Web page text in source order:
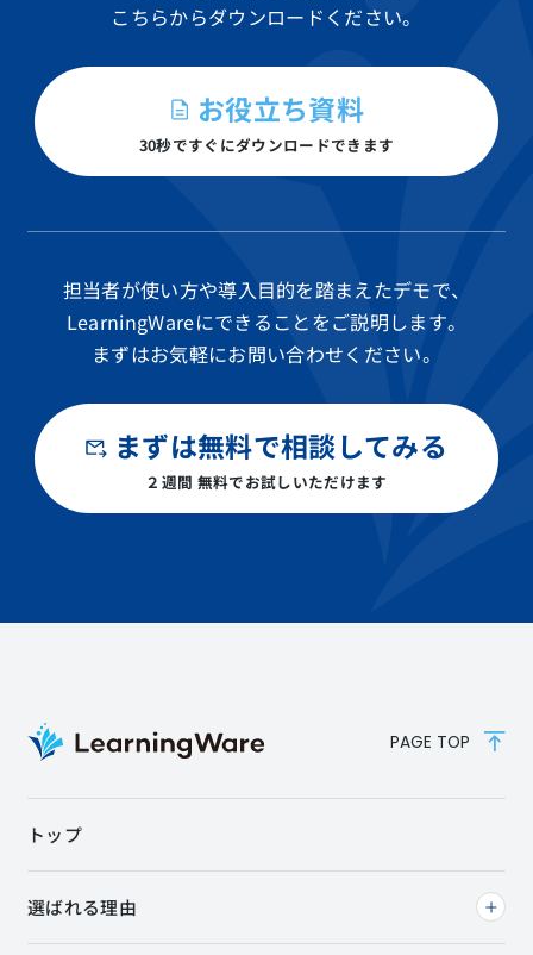
こちらからダウンロードください。
お役立ち資料
30秒ですぐにダウンロードできます
担当者が使い方や導入目的を踏まえたデモで、
LearningWareにできることをご説明します。
まずはお気軽にお問い合わせください。
まずは無料で相談してみる
２週間 無料でお試しいただけます
PAGE TOP
トップ
選ばれる理由